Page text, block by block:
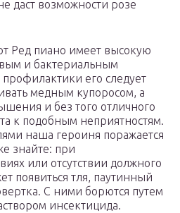
даст возможности розе
Ред пиано имеет высокую
и бактериальным
его следует
медным купоросом, а
и без того отличного
к подобным неприятностям.
наша героиня поражается
знайте: при
или отсутствии должного
появиться тля, паутинный
С ними борются путем
инсектицида.